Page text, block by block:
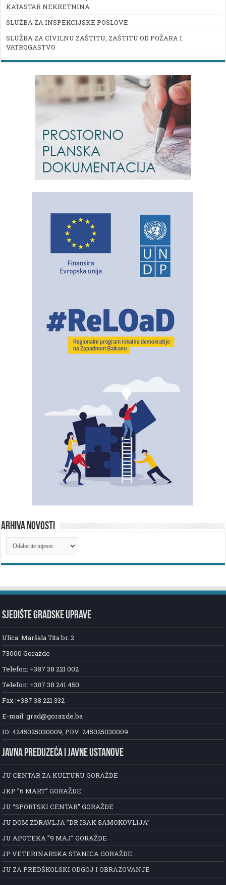
KATASTAR NEKRETNINA
SLUŽBA ZA INSPEKCIJSKE POSLOVE
SLUŽBA ZA CIVILNU ZAŠTITU, ZAŠTITU OD POŽARA I
VATROGASTVO
ARHIVA NOVOSTI
ARHIVA
NOVOSTI
SJEDIŠTE GRADSKE UPRAVE
Ulica: Maršala Tita br. 2
73000 Goražde
Telefon: +387 38 221 002
Telefon: +387 38 241 450
Fax :+387 38 221 332
E-mail: grad@gorazde.ba
ID: 4245025030009, PDV: 245025030009
JAVNA PREDUZEĆA I JAVNE USTANOVE
JU CENTAR ZA KULTURU GORAŽDE
JKP ”6 MART” GORAŽDE
JU “SPORTSKI CENTAR” GORAŽDE
JU DOM ZDRAVLJA ”DR ISAK SAMOKOVLIJA”
JU APOTEKA ”9 MAJ” GORAŽDE
JP VETERINARSKA STANICA GORAŽDE
JU ZA PREDŠKOLSKI ODGOJ I OBRAZOVANJE